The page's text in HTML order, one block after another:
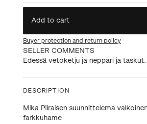
Add to cart
Buyer protection and return policy
SELLER COMMENTS
Edessä vetoketju ja neppari ja
DESCRIPTION
Mika Piiraisen suunnittelema
farkkuhame